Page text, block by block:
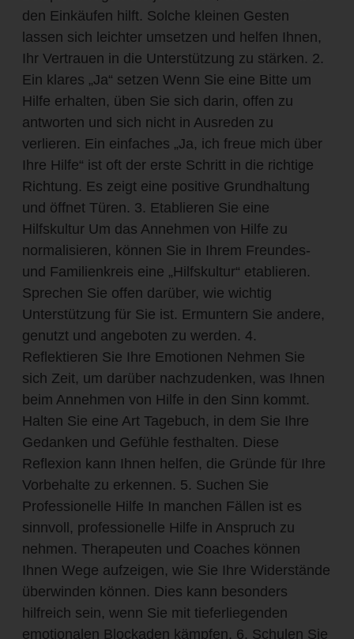
den Einkäufen hilft. Solche kleinen Gesten
lassen sich leichter umsetzen und helfen Ihnen,
Ihr Vertrauen in die Unterstützung zu stärken. 2.
Ein klares „Ja“ setzen Wenn Sie eine Bitte um
Hilfe erhalten, üben Sie sich darin, offen zu
antworten und sich nicht in Ausreden zu
verlieren. Ein einfaches „Ja, ich freue mich über
Ihre Hilfe“ ist oft der erste Schritt in die richtige
Richtung. Es zeigt eine positive Grundhaltung
und öffnet Türen. 3. Etablieren Sie eine
Hilfskultur Um das Annehmen von Hilfe zu
normalisieren, können Sie in Ihrem Freundes-
und Familienkreis eine „Hilfskultur“ etablieren.
Sprechen Sie offen darüber, wie wichtig
Unterstützung für Sie ist. Ermuntern Sie andere,
genutzt und angeboten zu werden. 4.
Reflektieren Sie Ihre Emotionen Nehmen Sie
sich Zeit, um darüber nachzudenken, was Ihnen
beim Annehmen von Hilfe in den Sinn kommt.
Halten Sie eine Art Tagebuch, in dem Sie Ihre
Gedanken und Gefühle festhalten. Diese
Reflexion kann Ihnen helfen, die Gründe für Ihre
Vorbehalte zu erkennen. 5. Suchen Sie
Professionelle Hilfe In manchen Fällen ist es
sinnvoll, professionelle Hilfe in Anspruch zu
nehmen. Therapeuten und Coaches können
Ihnen Wege aufzeigen, wie Sie Ihre Widerstände
überwinden können. Dies kann besonders
hilfreich sein, wenn Sie mit tieferliegenden
emotionalen Blockaden kämpfen. 6. Schulen Sie